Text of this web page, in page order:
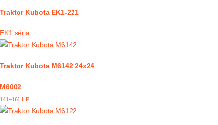
Traktor Kubota EK1-221
EK1 séria
Traktor Kubota M6142 24x24
M6002
141–161 HP